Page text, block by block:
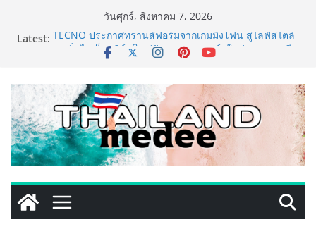
วันศุกร์, สิงหาคม 7, 2026
Latest: TECNO ประกาศทรานส์ฟอร์มจากเกมมิ่งโฟน สู่ไลฟ์สไตล์
แฟชั่นไอเท็ม เสิร์ฟใหญ่ปักหมุดแลนมาร์คใหม่กลางสถานี
PIPPER STANDARD® เปิดตัวแชมพูอาบน้ำ และ โฟมอาบ
แห้งสัตว์เลี้ยง ชูนวัตกรรมพลังธรรมชาติ “Zero-Residue”
เลียขนได้ ปลอดภัย ไร้สารตกค้าง
เริ่มแล้ว! อ.ต.ก.แฟร์ 4 ภาค @ภาคกลาง “มนต์เสน่ห์เกษตร
ไทย สู่ใจกลางมหานคร” ชวนชิม ช้อป สินค้าเกษตร
คุณภาพจากทั่วไทย วันนี้ – 8 สิงหาคมนี้ ณ ลานคนเมือง
ททท. ประกาศความสำเร็จ Village to the World Season
5 ผนึก 9 พันธมิตร ขับเคลื่อน ESG Tourism สืบสานพระ
ราชปณิธาน สร้างคุณค่าการท่องเที่ยวไทยอย่างยั่งยืน
เหิงลี่ แมนูแฟคเจอริ่ง เทคโนโลยี (ไทยแลนด์) เปิดโรงงาน
แห่งใหม่ในชลบุรี เดินหน้าขยายฐานการผลิตสู่เอเชียตะวัน